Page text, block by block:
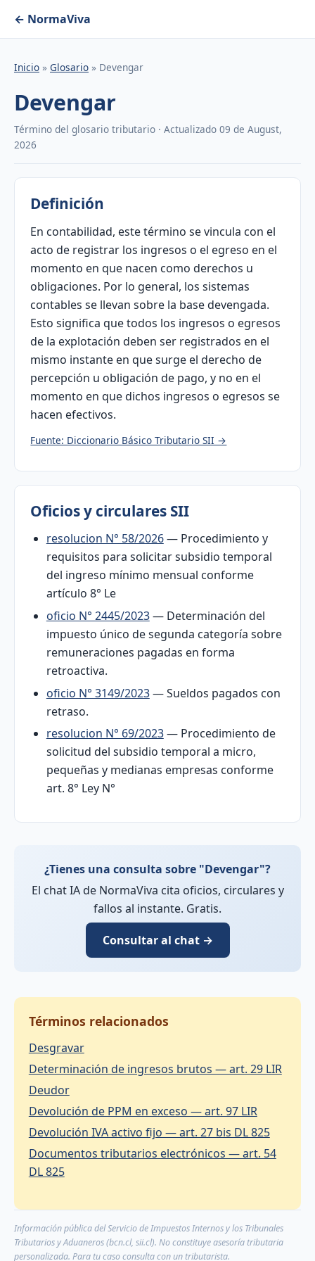
← NormaViva
Inicio » Glosario » Devengar
Devengar
Término del glosario tributario · Actualizado 09 de August,
2026
Definición
En contabilidad, este término se vincula con el
acto de registrar los ingresos o el egreso en el
momento en que nacen como derechos u
obligaciones. Por lo general, los sistemas
contables se llevan sobre la base devengada.
Esto significa que todos los ingresos o egresos
de la explotación deben ser registrados en el
mismo instante en que surge el derecho de
percepción u obligación de pago, y no en el
momento en que dichos ingresos o egresos se
hacen efectivos.
Fuente: Diccionario Básico Tributario SII →
Oficios y circulares SII
resolucion N° 58/2026— Procedimiento y
requisitos para solicitar subsidio temporal
del ingreso mínimo mensual conforme
artículo 8° Le
oficio N° 2445/2023— Determinación del
impuesto único de segunda categoría sobre
remuneraciones pagadas en forma
retroactiva.
oficio N° 3149/2023— Sueldos pagados con
retraso.
resolucion N° 69/2023— Procedimiento de
solicitud del subsidio temporal a micro,
pequeñas y medianas empresas conforme
art. 8° Ley N°
¿Tienes una consulta sobre "Devengar"?
El chat IA de NormaViva cita oficios, circulares y
fallos al instante. Gratis.
Consultar al chat →
Términos relacionados
Desgravar
Determinación de ingresos brutos — art. 29 LIR
Deudor
Devolución de PPM en exceso — art. 97 LIR
Devolución IVA activo fijo — art. 27 bis DL 825
Documentos tributarios electrónicos — art. 54
DL 825
Información pública del Servicio de Impuestos Internos y los Tribunales
Tributarios y Aduaneros (bcn.cl, sii.cl). No constituye asesoría tributaria
personalizada. Para tu caso consulta con un tributarista.